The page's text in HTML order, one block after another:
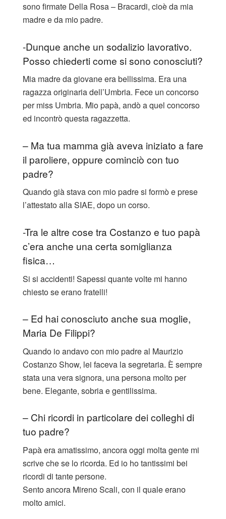
sono firmate Della Rosa – Bracardi, cioè da mia
madre e da mio padre.
-Dunque anche un sodalizio lavorativo.
Posso chiederti come si sono conosciuti?
Mia madre da giovane era bellissima. Era una
ragazza originaria dell’Umbria. Fece un concorso
per miss Umbria. Mio papà, andò a quel concorso
ed incontrò questa ragazzetta.
– Ma tua mamma già aveva iniziato a fare
il paroliere, oppure cominciò con tuo
padre?
Quando già stava con mio padre si formò e prese
l’attestato alla SIAE, dopo un corso.
-Tra le altre cose tra Costanzo e tuo papà
c’era anche una certa somiglianza
fisica…
Si si accidenti! Sapessi quante volte mi hanno
chiesto se erano fratelli!
– Ed hai conosciuto anche sua moglie,
Maria De Filippi?
Quando io andavo con mio padre al Maurizio
Costanzo Show, lei faceva la segretaria. È sempre
stata una vera signora, una persona molto per
bene. Elegante, sobria e gentilissima.
– Chi ricordi in particolare dei colleghi di
tuo padre?
Papà era amatissimo, ancora oggi molta gente mi
scrive che se lo ricorda. Ed io ho tantissimi bei
ricordi di tante persone.
Sento ancora Mireno Scali, con il quale erano
molto amici.